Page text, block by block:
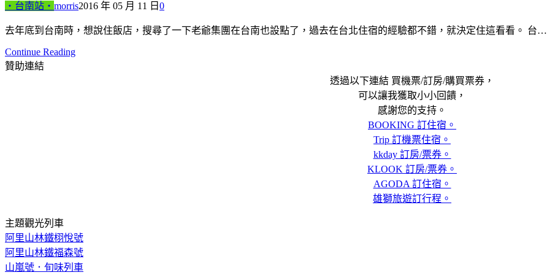
‧台南站‧ morris2016 年 05 月 11 日 0
去年底到台南時，想說住飯店，搜尋了一下老爺集團在台南也設點了，過去在台北住宿的經驗都不錯，就決定住這看看。 台…
Continue Reading
贊助連結
透過以下連結 買機票/訂房/購買票券，
可以讓我獲取小小回饋，
感謝您的支持。
BOOKING 訂住宿。
Trip 訂機票住宿。
kkday 訂房/票券。
KLOOK 訂房/票券。
AGODA 訂住宿。
雄獅旅遊訂行程。
主題觀光列車
阿里山林鐵栩悅號
阿里山林鐵福森號
山嵐號．旬味列車